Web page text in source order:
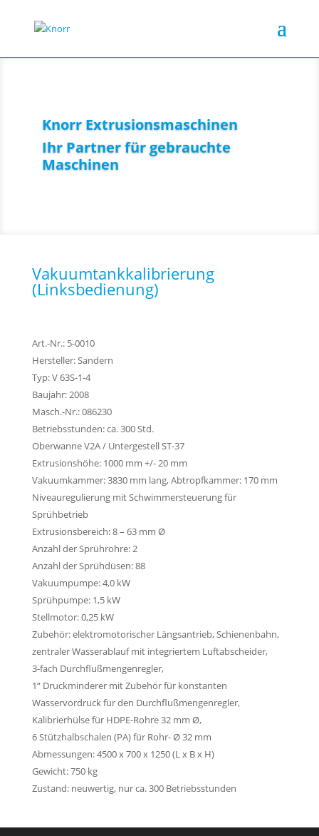
Knorr Extrusionsmaschinen
Ihr Partner für gebrauchte
Maschinen
Vakuumtankkalibrierung
(Linksbedienung)
Art.-Nr.: 5-0010
Hersteller: Sandern
Typ: V 63S-1-4
Baujahr: 2008
Masch.-Nr.: 086230
Betriebsstunden: ca. 300 Std.
Oberwanne V2A / Untergestell ST-37
Extrusionshöhe: 1000 mm +/- 20 mm
Vakuumkammer: 3830 mm lang, Abtropfkammer: 170 mm
Niveauregulierung mit Schwimmersteuerung für
Sprühbetrieb
Extrusionsbereich: 8 – 63 mm Ø
Anzahl der Sprührohre: 2
Anzahl der Sprühdüsen: 88
Vakuumpumpe: 4,0 kW
Sprühpumpe: 1,5 kW
Stellmotor: 0,25 kW
Zubehör: elektromotorischer Längsantrieb, Schienenbahn,
zentraler Wasserablauf mit integriertem Luftabscheider,
3-fach Durchflußmengenregler,
1“ Druckminderer mit Zubehör für konstanten
Wasservordruck für den Durchflußmengenregler,
Kalibrierhülse für HDPE-Rohre 32 mm Ø,
6 Stützhalbschalen (PA) für Rohr- Ø 32 mm
Abmessungen: 4500 x 700 x 1250 (L x B x H)
Gewicht: 750 kg
Zustand: neuwertig, nur ca. 300 Betriebsstunden